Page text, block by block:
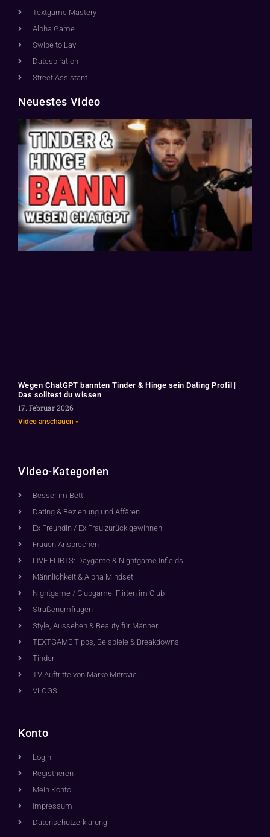
Textgame Mastery
Alpha Game
Swipe to Lay
Datespiration
Street Assistant
Neuestes Video
Wegen ChatGPT bannten Tinder & Hinge sein Dating Profil |
Das solltest du wissen
17. Februar 2026
Video anschauen »
Video-Kategorien
Besser im Bett
Dating & Beziehung und Affären
Ex Freundin / Ex Frau zurück gewinnen
Frauen Ansprechen
LIVE FLIRTS: Daygame & Nightgame Infields
Männlichkeit & Alpha Mindset
Nightgame / Clubgame: Flirten im Club
Straßenumfragen
Style, Aussehen & Beauty für Männer
TEXTGAME Tipps, Beispiele & Breakdowns
Tinder
TV Auftritte von Marko Mitrovic
VLOGS
Konto
Login
Registrieren
Mein Konto
Impressum
Datenschutzerklärung